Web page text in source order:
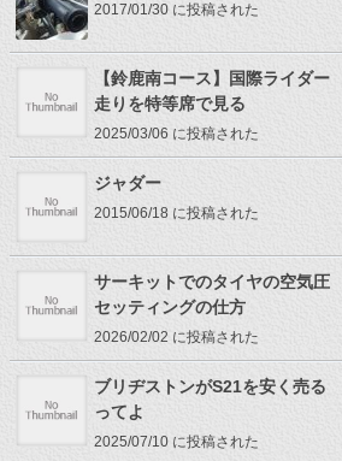
2017/01/30 に投稿された
【鈴鹿南コース】国際ライダー
走りを特等席で見る
2025/03/06 に投稿された
ジャダー
2015/06/18 に投稿された
サーキットでのタイヤの空気圧
セッティングの仕方
2026/02/02 に投稿された
ブリヂストンがS21を安く売る
ってよ
2025/07/10 に投稿された